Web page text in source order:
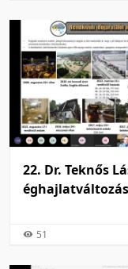
22. Dr. Teknős
éghajlatváltozás
51